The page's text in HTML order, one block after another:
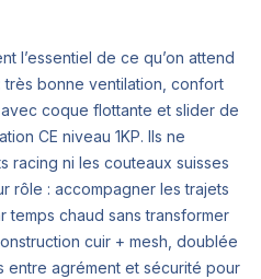
l’essentiel de ce qu’on attend
très bonne ventilation, confort
coque flottante et slider de
CE niveau 1KP. Ils ne
racing ni les couteaux suisses
rôle : accompagner les trajets
chaud sans transformer
cuir + mesh, doublée
entre agrément et sécurité pour